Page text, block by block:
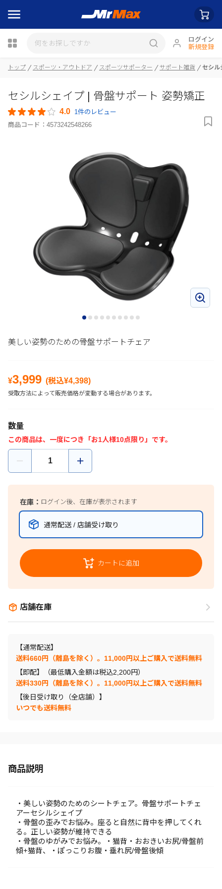
ログイン
新規登録
トップ スポーツ・アウトドア スポーツサポーター サポート雑貨 セシル
セシルシェイプ | 骨盤サポート 姿勢矯正
4.0 1件のレビュー
商品コード： 4573242548266
美しい姿勢のための骨盤サポートチェア
¥3,999 (税込¥4,398)
受取方法によって販売価格が変動する場合があります。
数量
この商品は、一度につき「お1人様10点限り」です。
在庫： ログイン後、在庫が表示されます
通常配送 / 店舗受け取り
カートに追加
店舗在庫
【通常配送】
送料660円（離島を除く）。11,000円以上ご購入で送料無料
【即配】（最低購入金額は税込2,200円）
送料330円（離島を除く）。11,000円以上ご購入で送料無料
【後日受け取り（全店舗）】
いつでも送料無料
商品説明
・美しい姿勢のためのシートチェア。骨盤サポートチェ
アーセシルシェイプ
・骨盤の歪みでお悩み。座ると自然に背中を押してくれ
る。正しい姿勢が維持できる
・骨盤のゆがみでお悩み。・猫背・おおきいお尻/骨盤前
傾+猫背、・ぽっこりお腹・垂れ尻/骨盤後傾